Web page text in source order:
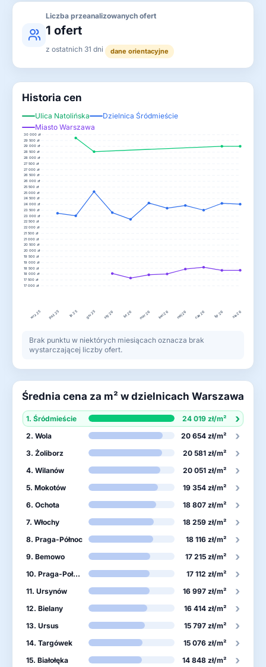
Liczba przeanalizowanych ofert
1 ofert
z ostatnich 31 dni dane orientacyjne
Historia cen
Ulica Natolińska
Dzielnica Śródmieście
Miasto Warszawa
17 000 zł
17 500 zł
18 000 zł
18 500 zł
19 000 zł
19 500 zł
20 000 zł
20 500 zł
21 000 zł
21 500 zł
22 000 zł
22 500 zł
23 000 zł
23 500 zł
24 000 zł
24 500 zł
25 000 zł
25 500 zł
26 000 zł
26 500 zł
27 000 zł
27 500 zł
28 000 zł
28 500 zł
29 000 zł
29 500 zł
30 000 zł
wrz 25 paź 25 lis 25 gru 25 sty 26 lut 26 mar 26 kwi 26 maj 26 cze 26 lip 26 sie 26
Brak punktu w niektórych miesiącach oznacza brak
wystarczającej liczby ofert.
Średnia cena za m² w dzielnicach Warszawa
1. Śródmieście 24 019 zł/m² ›
2. Wola 20 654 zł/m² ›
3. Żoliborz 20 581 zł/m² ›
4. Wilanów 20 051 zł/m² ›
5. Mokotów 19 354 zł/m² ›
6. Ochota 18 807 zł/m² ›
7. Włochy 18 259 zł/m² ›
8. Praga-Północ 18 116 zł/m² ›
9. Bemowo 17 215 zł/m² ›
10. Praga-Południe 17 112 zł/m² ›
11. Ursynów 16 997 zł/m² ›
12. Bielany 16 414 zł/m² ›
13. Ursus 15 797 zł/m² ›
14. Targówek 15 076 zł/m² ›
15. Białołęka 14 848 zł/m² ›